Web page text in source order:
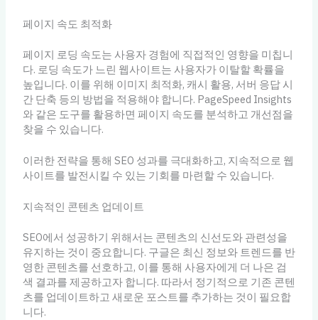
페이지 속도 최적화
페이지 로딩 속도는 사용자 경험에 직접적인 영향을 미칩니
다. 로딩 속도가 느린 웹사이트는 사용자가 이탈할 확률을
높입니다. 이를 위해 이미지 최적화, 캐시 활용, 서버 응답 시
간 단축 등의 방법을 적용해야 합니다. PageSpeed Insights
와 같은 도구를 활용하면 페이지 속도를 분석하고 개선점을
찾을 수 있습니다.
이러한 전략을 통해 SEO 성과를 극대화하고, 지속적으로 웹
사이트를 발전시킬 수 있는 기회를 마련할 수 있습니다.
지속적인 콘텐츠 업데이트
SEO에서 성공하기 위해서는 콘텐츠의 신선도와 관련성을
유지하는 것이 중요합니다. 구글은 최신 정보와 트렌드를 반
영한 콘텐츠를 선호하고, 이를 통해 사용자에게 더 나은 검
색 결과를 제공하고자 합니다. 따라서 정기적으로 기존 콘텐
츠를 업데이트하고 새로운 포스트를 추가하는 것이 필요합
니다.